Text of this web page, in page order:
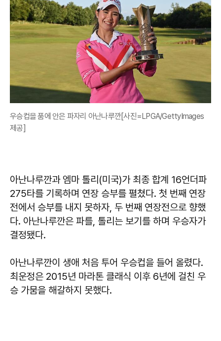
우승컵을 품에 안은 파자리 아난나루깐[사진=LPGA/GettyImages
제공]
아난나루깐과 엠마 톨리(미국)가 최종 합계 16언더파
275타를 기록하며 연장 승부를 펼쳤다. 첫 번째 연장
전에서 승부를 내지 못하자, 두 번째 연장전으로 향했
다. 아난나루깐은 파를, 톨리는 보기를 하며 우승자가
결정됐다.
아난나루깐이 생애 처음 투어 우승컵을 들어 올렸다.
최운정은 2015년 마라톤 클래식 이후 6년에 걸친 우
승 가뭄을 해갈하지 못했다.